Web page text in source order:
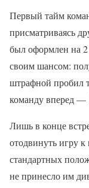
Первый тайм
присматриваясь
был оформлен на
своим шансом:
штрафной пробил
команду вперед —
Лишь в конце
отодвинуть игру
стандартных
не принесло им